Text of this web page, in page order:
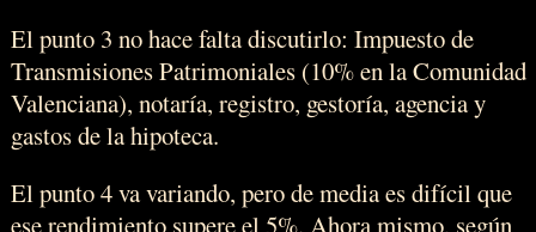
El punto 3 no hace falta discutirlo: Impuesto de
Transmisiones Patrimoniales (10% en la Comunidad
Valenciana), notaría, registro, gestoría, agencia y
gastos de la hipoteca.
El punto 4 va variando, pero de media es difícil que
ese rendimiento supere el 5%. Ahora mismo, según